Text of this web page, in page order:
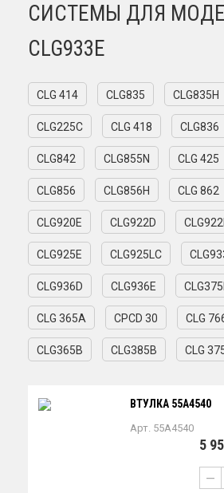
СИСТЕМЫ ДЛЯ
CLG933E
CLG 414 CLG835 CLG835H
CLG225C CLG 418 CLG836
CLG842 CLG855N CLG 425
CLG856 CLG856H CLG 862
CLG920E CLG922D
CLG925E CLG925LC
CLG936D CLG936E
CLG 365A CPCD 30 CLG
CLG365B CLG385B CLG
ВТУЛКА 55A4540
Арт. 55A4540
5
—